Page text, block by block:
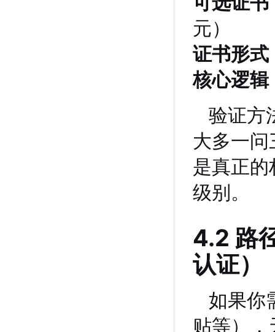
元）
证书形式
核心逻辑
验证方
大多一
是真正
级别。
4.2 路
认证）
如果你
贴等）